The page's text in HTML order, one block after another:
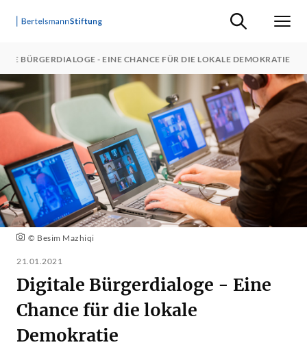
Suche ein-/
BÜRGERDIALOGE - EINE CHANCE FÜR DIE LOKALE DEMOKRATIE
© Besim Mazhiqi
21.01.2021
Digitale Bürgerdialoge - Eine
Chance für die lokale
Demokratie